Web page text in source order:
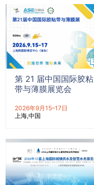
第 21 届中国国际胶粘
带与薄膜展览会
2026年9月15–17日
上海 中国